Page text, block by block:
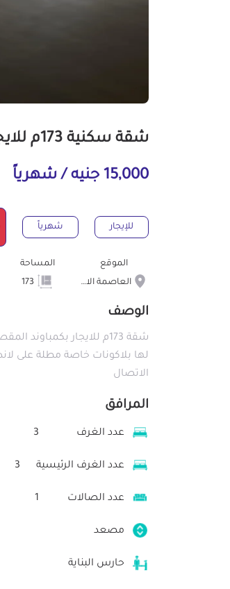
شقة سكنية 173م للايجار الشهرى بالعاصمة الادارية الجديدة القاهرة
15,000 جنيه / شهرياً
للإيجار شهرياً
الموقع
العاصمة الادارية الجديدة
المساحة
الوصف
الاتصال
المرافق
عدد الغرف 3
عدد الغرف الرئيسية 3
عدد الصالات 1
مصعد
حارس البناية